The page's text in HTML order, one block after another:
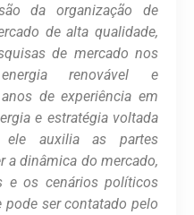
da organização de
de alta qualidade,
de mercado nos
renovável e
de experiência em
e estratégia voltada
ele auxilia as partes
a dinâmica do mercado,
e os cenários políticos
ser contatado pelo